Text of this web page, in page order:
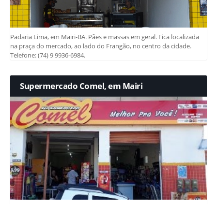
Padaria Lima, em Mairi-BA. Pães e massas em geral. Fica localizada
na praça do mercado, ao lado do Frangão, no centro da cidade.
Telefone: (74) 9 9936-6984.
Supermercado Comel, em Mairi